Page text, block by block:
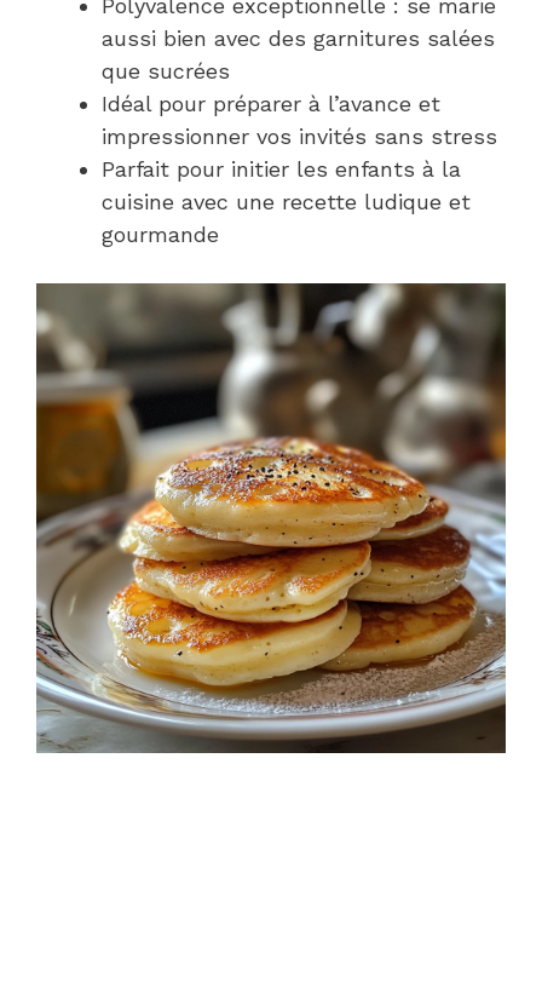
Polyvalence exceptionnelle : se marie
aussi bien avec des garnitures salées
que sucrées
Idéal pour préparer à l’avance et
impressionner vos invités sans stress
Parfait pour initier les enfants à la
cuisine avec une recette ludique et
gourmande